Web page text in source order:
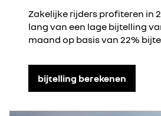
Zakelijke rijders profiteren in
lang van een lage bijtelling
maand op basis van 22%
bijtelling berekenen